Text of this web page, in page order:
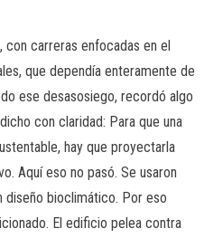
con carreras enfocadas en el
que dependía enteramente de
ese desasosiego, recordó algo
con claridad: Para que una
hay que proyectarla
Aquí eso no pasó. Se usaron
diseño bioclimático. Por eso
El edificio pelea contra